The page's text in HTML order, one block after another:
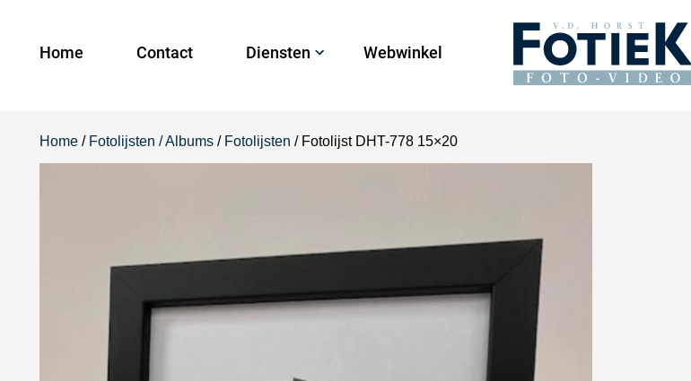
Home Contact Diensten Webwinkel
Home / Fotolijsten / Albums / Fotolijsten / Fotolijst DHT-778 15×20